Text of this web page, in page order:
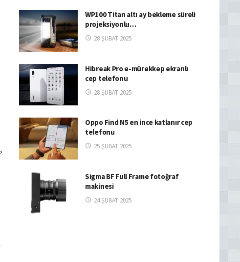
,
WP100 Titan altı ay bekleme süreli
projeksiyonlu…
28 ŞUBAT 2025
Hibreak Pro e-mürekkep ekranlı
cep telefonu
28 ŞUBAT 2025
Oppo Find N5 en ince katlanır cep
telefonu
25 ŞUBAT 2025
Sigma BF Full Frame fotoğraf
makinesi
24 ŞUBAT 2025